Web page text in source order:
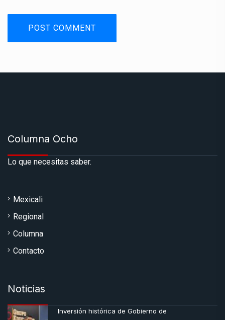
Columna Ocho
Lo que necesitas saber.
Mexicali
Regional
Columna
Contacto
Noticias
Inversión histórica de Gobierno de